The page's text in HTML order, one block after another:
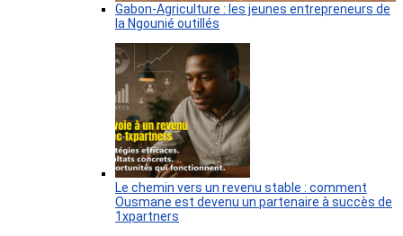
Gabon-Agriculture : les jeunes entrepreneurs de
la Ngounié outillés
Le chemin vers un revenu stable : comment
Ousmane est devenu un partenaire à succès de
1xpartners